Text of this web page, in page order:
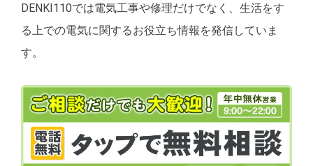
DENKI110では電気工事や修理だけでなく、生活をす
る上での電気に関するお役立ち情報を発信していま
す。